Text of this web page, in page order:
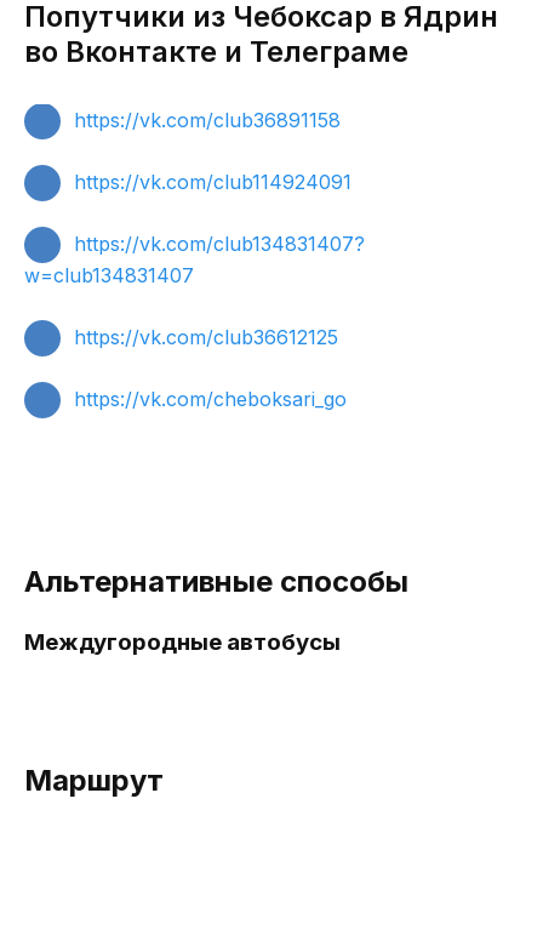
Попутчики из Чебоксар в Ядрин
во Вконтакте и Телеграме
https://vk.com/club36891158
https://vk.com/club114924091
https://vk.com/club134831407?
w=club134831407
https://vk.com/club36612125
https://vk.com/cheboksari_go
Альтернативные способы
Междугородные автобусы
Маршрут